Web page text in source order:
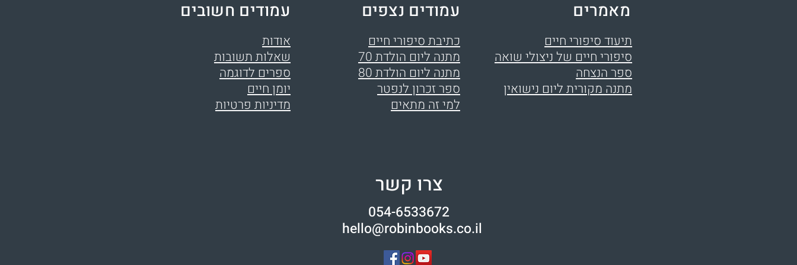
עמודים נצפים עמודים חשובים מאמרים
אודות
שאלות תשובות
ספרים לדוגמה
יומן חיים
מדיניות פרטיות
כתיבת סיפורי חיים
מתנה ליום הולדת 70
מתנה ליום הולדת 80
ספר זכרון לנפטר
למי זה מתאים
תיעוד סיפורי חיים
סיפורי חיים של ניצולי שואה
ספר הנצחה
מתנה מקורית ליום נישואין
צרו קשר
054-6533672
hello@robinbooks.co.il